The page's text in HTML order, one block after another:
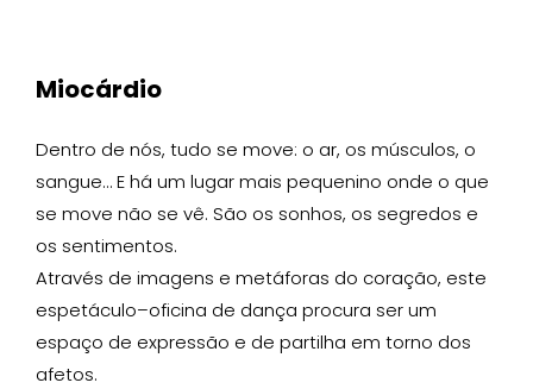
Miocárdio
Dentro de nós, tudo se move: o ar, os músculos, o
sangue… E há um lugar mais pequenino onde o que
se move não se vê. São os sonhos, os segredos e
os sentimentos.
Através de imagens e metáforas do coração, este
espetáculo–oficina de dança procura ser um
espaço de expressão e de partilha em torno dos
afetos.